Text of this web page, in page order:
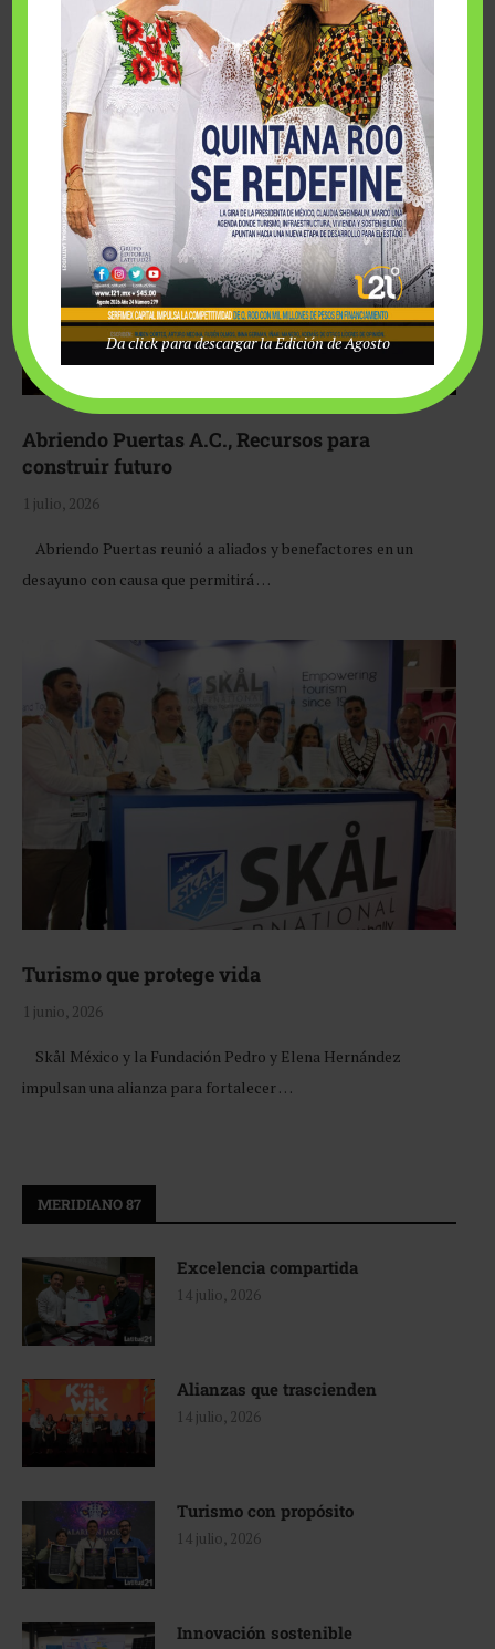
Fairmont Mayakoba y Make-A-Wish México unieron
esfuerzos para hacer realidad el deseo de una …
Abriendo Puertas A.C., Recursos para
construir futuro
1 julio, 2026
Abriendo Puertas reunió a aliados y benefactores en un
desayuno con causa que permitirá …
Turismo que protege vida
1 junio, 2026
Skål México y la Fundación Pedro y Elena Hernández
impulsan una alianza para fortalecer …
MERIDIANO 87
Excelencia compartida
14 julio, 2026
Alianzas que trascienden
14 julio, 2026
Turismo con propósito
14 julio, 2026
Innovación sostenible
Da click para descargar la Edición de Agosto